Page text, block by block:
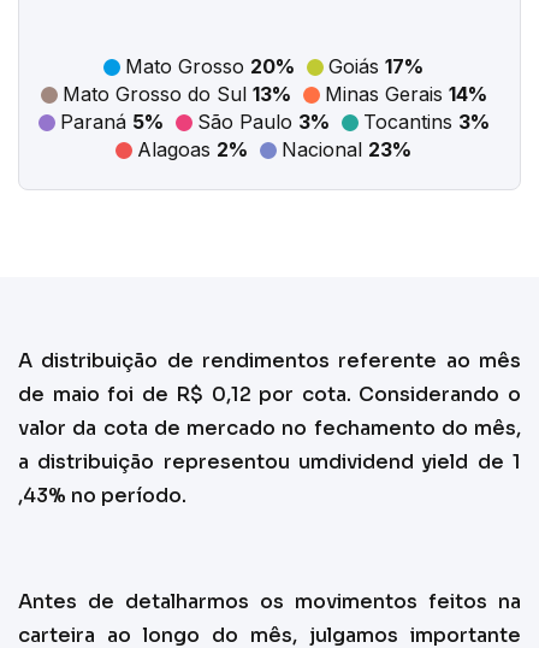
Mato Grosso 20% Goiás 17%
Mato Grosso do Sul 13% Minas Gerais 14%
Paraná 5% São Paulo 3% Tocantins 3%
Alagoas 2% Nacional 23%
A distribuição de rendimentos referente ao mês
de maio foi de R$ 0,12 por cota. Considerando o
valor da cota de mercado no fechamento do mês,
a distribuição representou umdividend yield de 1
,43% no período.
Antes de detalharmos os movimentos feitos na
carteira ao longo do mês, julgamos importante